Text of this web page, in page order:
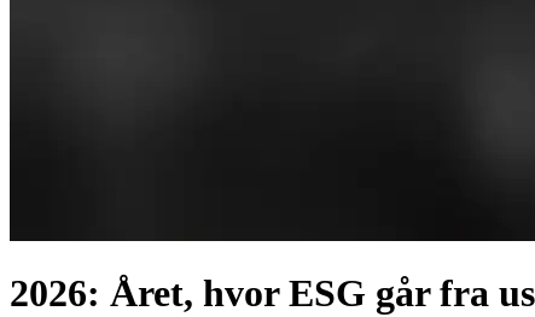
2026: Året, hvor ESG går fra